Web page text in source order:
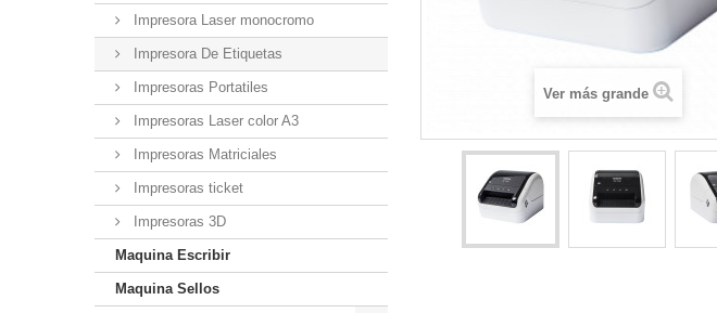
Impresora Laser monocromo
Impresora De Etiquetas
Impresoras Portatiles
Impresoras Laser color A3
Impresoras Matriciales
Impresoras ticket
Impresoras 3D
Maquina Escribir
Maquina Sellos
Ver más grande